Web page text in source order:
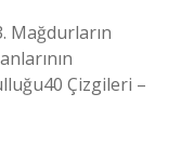
Mağdurların
Çizgileri –